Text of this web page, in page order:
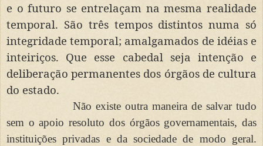
e o futuro se entrelaçam na mesma realidade
temporal. São três tempos distintos numa só
integridade temporal; amalgamados de idéias e
inteiriços. Que esse cabedal seja intenção e
deliberação permanentes dos órgãos de cultura
do estado.
Não existe outra maneira de salvar tudo
sem o apoio resoluto dos órgãos governamentais, das
instituições privadas e da sociedade de modo geral.